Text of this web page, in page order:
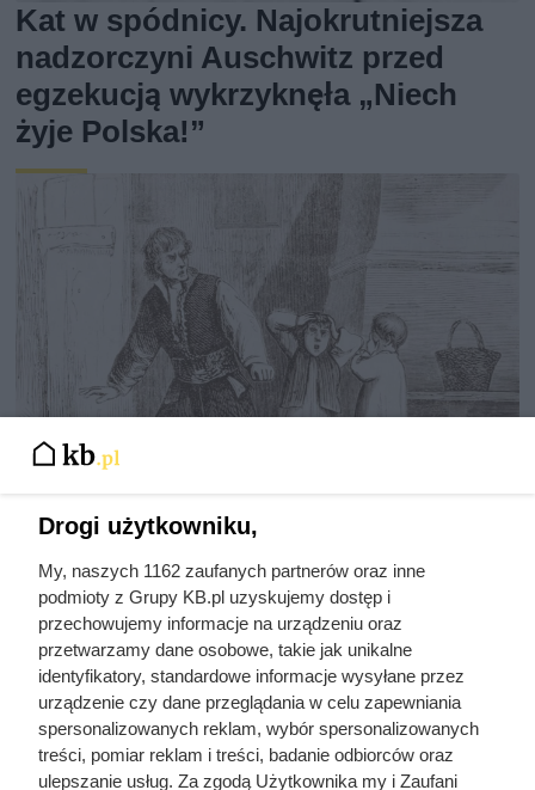
Kat w spódnicy. Najokrutniejsza
nadzorczyni Auschwitz przed
egzekucją wykrzyknęła „Niech
żyje Polska!”
Nie harówka była najgorsza.
Prawdziwy koszmar chłopek
zaczynał się po zamknięciu drzwi
domu
Drogi użytkowniku,
My, naszych 1162 zaufanych partnerów oraz inne
podmioty z Grupy KB.pl uzyskujemy dostęp i
przechowujemy informacje na urządzeniu oraz
przetwarzamy dane osobowe, takie jak unikalne
identyfikatory, standardowe informacje wysyłane przez
urządzenie czy dane przeglądania w celu zapewniania
spersonalizowanych reklam, wybór spersonalizowanych
treści, pomiar reklam i treści, badanie odbiorców oraz
ulepszanie usług. Za zgodą Użytkownika my i Zaufani